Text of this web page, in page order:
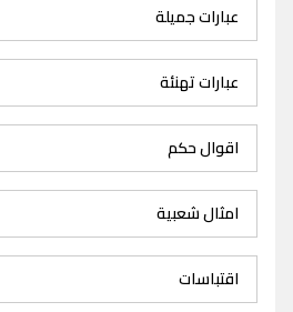
عبارات جميلة
عبارات تهنئة
اقوال حكم
امثال شعبية
اقتباسات